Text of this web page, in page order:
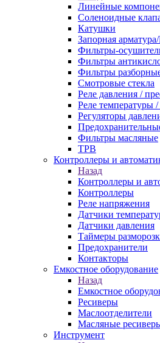
Линейные
Соленоидные
Катушки
Запорная
Фильтры-
Фильтры
Фильтры
Смотровые стекла
Реле давления /
Реле температуры /
Регуляторы
Фильтры масляные
ТРВ
Контроллеры и
Назад
Контроллеры и
Контроллеры
Реле напряжения
Датчики
Датчики давления
Таймеры
Предохранители
Контакторы
Емкостное оборудование
Назад
Емкостное
Ресиверы
Маслоотделители
Масляные
Инструмент